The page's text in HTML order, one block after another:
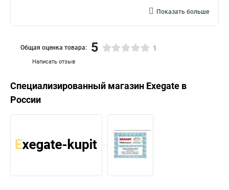
Показать больше
Написать отзыв
Общая оценка товара: 5 1
Специализированный магазин Exegate в
России